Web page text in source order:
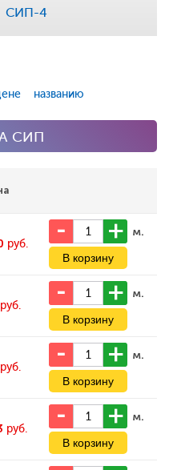
СИП-4
названию
СИП
руб.
м.
руб.
м.
руб.
м.
руб.
м.